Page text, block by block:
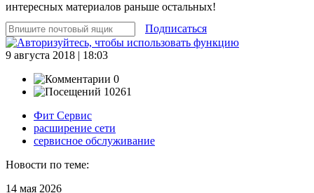
интересных материалов раньше остальных!
Подписаться
9 августа 2018 | 18:03
0
10261
Фит Сервис
расширение сети
сервисное обслуживание
Новости по теме:
14 мая 2026